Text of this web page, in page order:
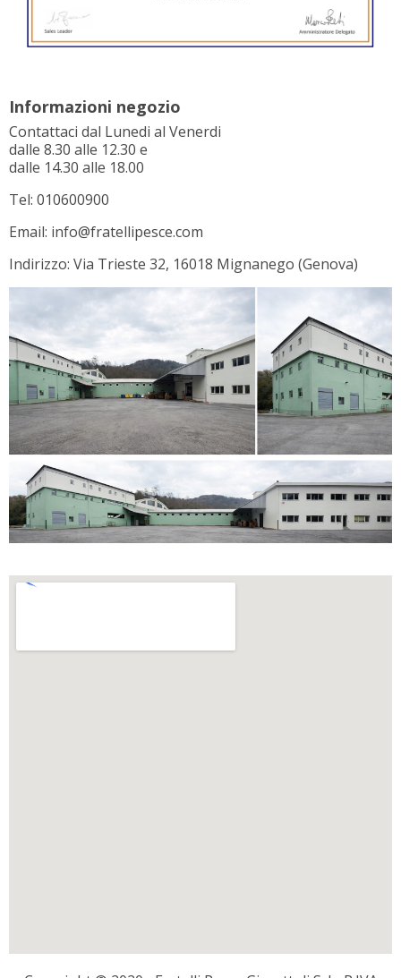
Informazioni negozio
Contattaci dal Lunedi al Venerdi
dalle 8.30 alle 12.30 e
dalle 14.30 alle 18.00
Tel: 010600900
Email: info@fratellipesce.com
Indirizzo: Via Trieste 32, 16018 Mignanego (Genova)